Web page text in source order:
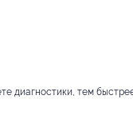
диагностики, тем